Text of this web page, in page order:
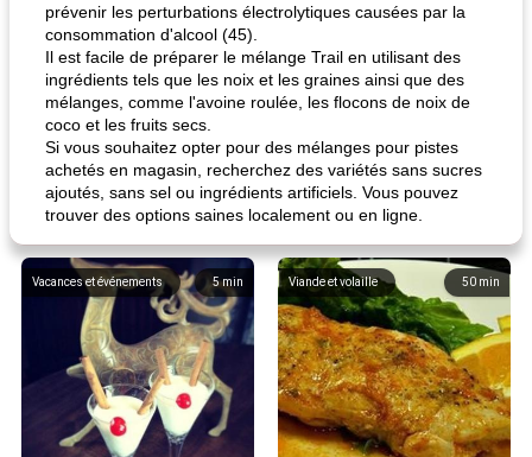
prévenir les perturbations électrolytiques causées par la
consommation d'alcool (45).
Il est facile de préparer le mélange Trail en utilisant des
ingrédients tels que les noix et les graines ainsi que des
mélanges, comme l'avoine roulée, les flocons de noix de
coco et les fruits secs.
Si vous souhaitez opter pour des mélanges pour pistes
achetés en magasin, recherchez des variétés sans sucres
ajoutés, sans sel ou ingrédients artificiels. Vous pouvez
trouver des options saines localement ou en ligne.
5min
Vacances et événements 50 min
Viande et volaille